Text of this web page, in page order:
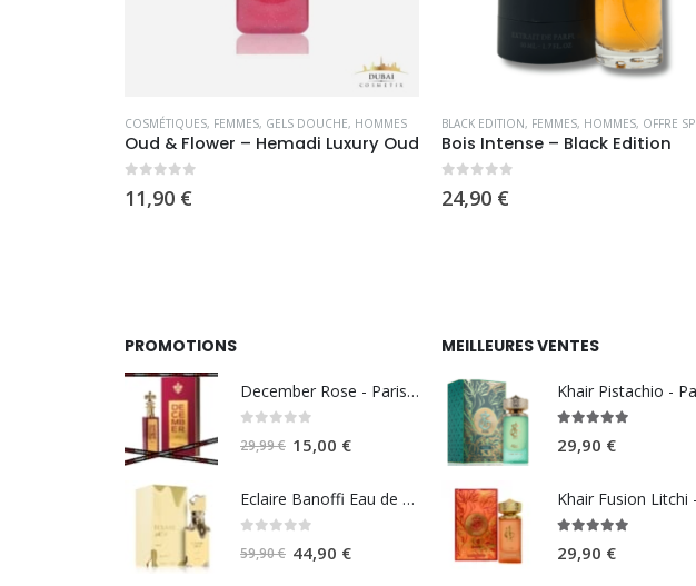
COSMÉTIQUES, FEMMES, GELS DOUCHE, HOMMES
Oud & Flower – Hemadi Luxury Oud
11,90 €
BLACK EDITION, FEMMES, HOMMES, OFFRE
Bois Intense – Black Edition
24,90 €
PROMOTIONS
December Rose - Paris Corner
29,99€ Le
initial
était :
29,99 €.
15,00 €Le
actuel
15,00 €.
Eclaire Banoffi Eau de parfum 100ml - Lattafa
59,90€ Le
44,90 €Le
MEILLEURES VENTES
29,90 €
29,90 €